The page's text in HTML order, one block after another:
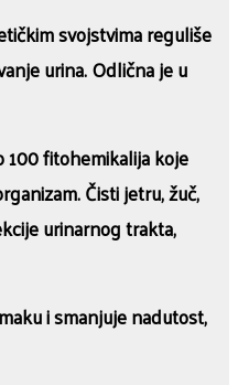
svojstvima reguliše
urina. Odlična je u
fitohemikalija koje
Čisti jetru, žuč,
urinarnog trakta,
i smanjuje nadutost,